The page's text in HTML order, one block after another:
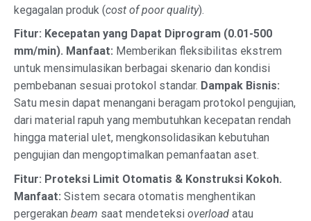
kegagalan produk (cost of poor quality).
Fitur: Kecepatan yang Dapat Diprogram (0.01-500
mm/min). Manfaat: Memberikan fleksibilitas ekstrem
untuk mensimulasikan berbagai skenario dan kondisi
pembebanan sesuai protokol standar. Dampak Bisnis:
Satu mesin dapat menangani beragam protokol pengujian,
dari material rapuh yang membutuhkan kecepatan rendah
hingga material ulet, mengkonsolidasikan kebutuhan
pengujian dan mengoptimalkan pemanfaatan aset.
Fitur: Proteksi Limit Otomatis & Konstruksi Kokoh.
Manfaat: Sistem secara otomatis menghentikan
pergerakan beam saat mendeteksi overload atau